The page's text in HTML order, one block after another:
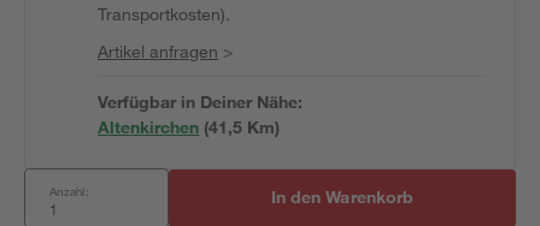
Transportkosten).
Artikel anfragen >
Verfügbar in Deiner Nähe:
Altenkirchen (41,5 Km)
Anzahl: In den Warenkorb